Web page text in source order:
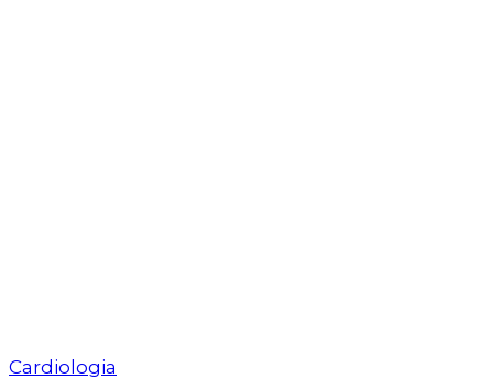
Cardiologia